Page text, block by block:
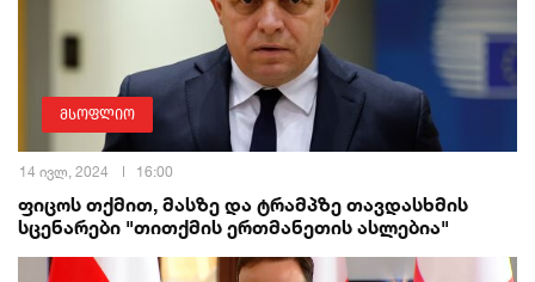
მსოფლიო
14 ივლ, 2024 16:00
ფიცოს თქმით, მასზე და ტრამპზე თავდასხმის
სცენარები "თითქმის ერთმანეთის ასლებია"